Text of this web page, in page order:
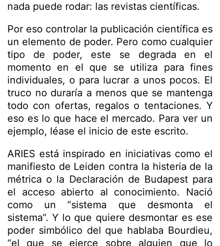
nada puede rodar: las revistas científicas.
Por eso controlar la publicación científica es
un elemento de poder. Pero como cualquier
tipo de poder, este se degrada en el
momento en el que se utiliza para fines
individuales, o para lucrar a unos pocos. El
truco no duraría a menos que se mantenga
todo con ofertas, regalos o tentaciones. Y
eso es lo que hace el mercado. Para ver un
ejemplo, léase el inicio de este escrito.
ARIES está inspirado en iniciativas como el
manifiesto de Leiden contra la histeria de la
métrica o la Declaración de Budapest para
el acceso abierto al conocimiento. Nació
como un “sistema que desmonta el
sistema”. Y lo que quiere desmontar es ese
poder simbólico del que hablaba Bourdieu,
“el que se ejerce sobre alguien que lo